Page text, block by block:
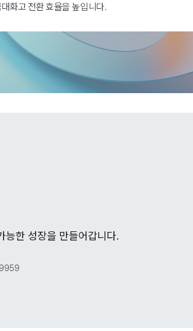
화고 전환 효율을 높입니다.
능한 성장을 만들어갑니다.